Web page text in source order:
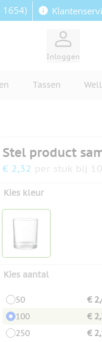
1654)
Inloggen
Tassen
Stel product
€ 2,32 per stuk bij
Kies kleur
Kies aantal
50
€
100
€
250
€